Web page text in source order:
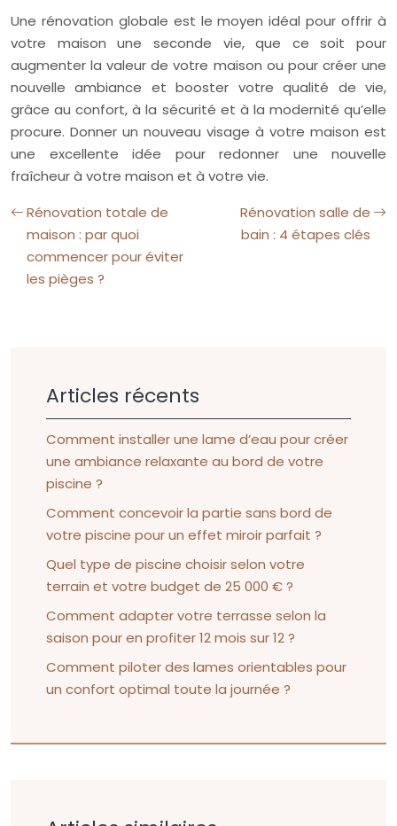
Une rénovation globale est le moyen idéal pour offrir à
votre maison une seconde vie, que ce soit pour
augmenter la valeur de votre maison ou pour créer une
nouvelle ambiance et booster votre qualité de vie,
grâce au confort, à la sécurité et à la modernité qu’elle
procure. Donner un nouveau visage à votre maison est
une excellente idée pour redonner une nouvelle
fraîcheur à votre maison et à votre vie.
Rénovation totale de
maison : par quoi
commencer pour éviter
les pièges ?
Rénovation salle de
bain : 4 étapes clés
Articles récents
Comment installer une lame d’eau pour créer
une ambiance relaxante au bord de votre
piscine ?
Comment concevoir la partie sans bord de
votre piscine pour un effet miroir parfait ?
Quel type de piscine choisir selon votre
terrain et votre budget de 25 000 € ?
Comment adapter votre terrasse selon la
saison pour en profiter 12 mois sur 12 ?
Comment piloter des lames orientables pour
un confort optimal toute la journée ?